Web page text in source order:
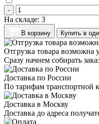
-
На складе: 3
В корзину Купить в
Отгрузка товара возможна
Сразу начнем собирать
Доставка по России
По тарифам транспортной
Доставка в Москву
Доставка до адреса